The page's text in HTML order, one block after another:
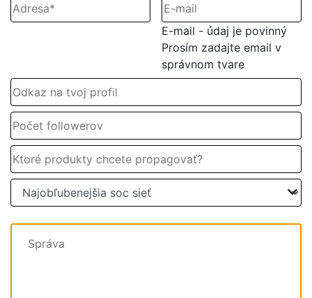
E-mail - údaj je povinný
Prosím zadajte email v
správnom tvare